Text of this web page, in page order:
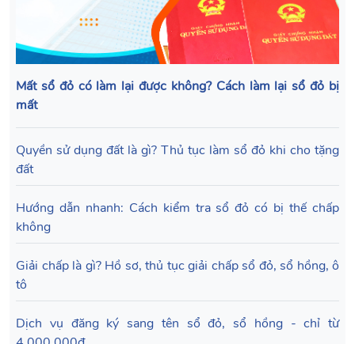
Mất sổ đỏ có làm lại được không? Cách làm lại sổ đỏ bị
mất
Quyền sử dụng đất là gì? Thủ tục làm sổ đỏ khi cho tặng
đất
Hướng dẫn nhanh: Cách kiểm tra sổ đỏ có bị thế chấp
không
Giải chấp là gì? Hồ sơ, thủ tục giải chấp sổ đỏ, sổ hồng, ô
tô
Dịch vụ đăng ký sang tên sổ đỏ, sổ hồng - chỉ từ